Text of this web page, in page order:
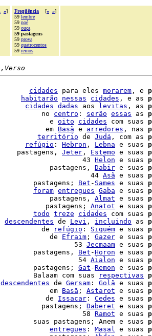
»]
Freqüência [« »]
59 lembre
59 noé
59 ouça
59 pastagens
59 prova
59 quatrocentos
59 reinos
cidades para eles morarem , e
habitarão nessas cidades , e as
cidades dadas aos levitas , as
no centro : serão essas as
e oito cidades com suas
em Basã e arredores , nas
território de Judá , com as
refúgio : Hebron , Lebna e suas
pastagens, Jeter , Estemo e suas
43 Helon e suas
pastagens, Dabir e suas
44 Asã e suas
pastagens; Bet - Sames e suas
foram entregues Gaba e suas
pastagens, Almat e suas
pastagens; Anatot e suas
todo treze cidades com suas
descendentes de Levi , incluindo as
de refúgio : Siquém e suas
de Efraim ; Gazer e suas
53 Jecmaam e suas
pastagens, Bet -Horon e suas
54 Aialon e suas
pastagens; Gat -Remon e suas
Balaam com suas respectivas
descendentes de Gersam : Golã e suas
em Basã ; Astarot e suas
de Issacar : Cedes e suas
pastagens; Daberet e suas
58 Ramot e suas
suas pastagens; Anem e suas
entregues : Masal e suas